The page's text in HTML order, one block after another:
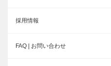
採用情報
FAQ | お問い合わせ